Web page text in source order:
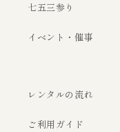
七五三参り
イベント・催事
レンタルの流れ
ご利用ガイド